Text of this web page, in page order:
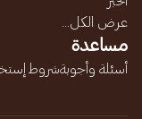
عرض الكل...
مساعدة
أسئلة وأجوبةشروط